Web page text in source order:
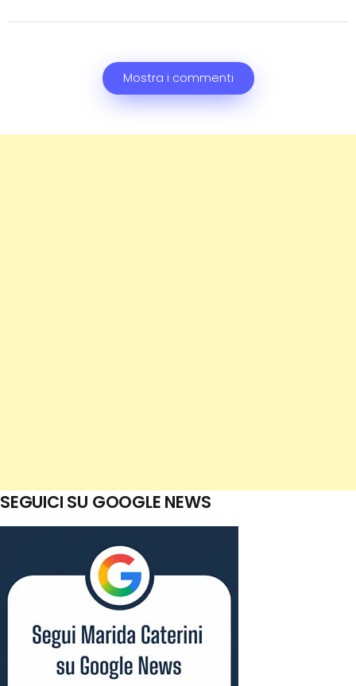
Mostra i commenti
SEGUICI SU GOOGLE NEWS